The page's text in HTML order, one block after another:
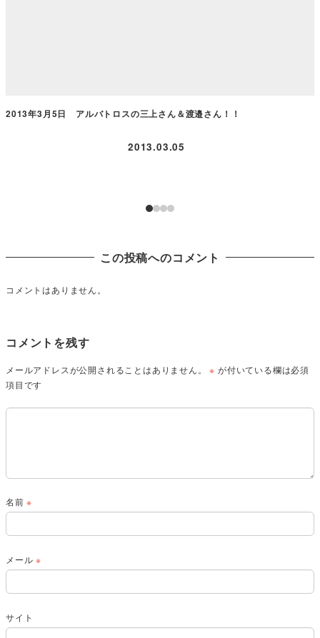
2013年3月5日 アルバトロスの三上さん＆渡邉さん！！
2013.03.05
この投稿へのコメント
コメントはありません。
コメントを残す
メールアドレスが公開されることはありません。 ※ が付いている欄は必須
項目です
名前※
メール※
サイト